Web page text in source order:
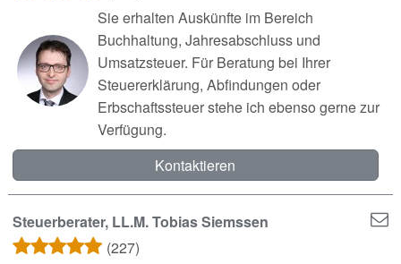
Sie erhalten Auskünfte im Bereich
Buchhaltung, Jahresabschluss und
Umsatzsteuer. Für Beratung bei Ihrer
Steuererklärung, Abfindungen oder
Erbschaftssteuer stehe ich ebenso gerne zur
Verfügung.
Kontaktieren
Steuerberater, LL.M. Tobias Siemssen
(227)